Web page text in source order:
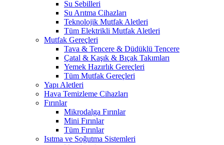
Su Sebilleri
Su Arıtma Cihazları
Teknolojik Mutfak Aletleri
Tüm Elektrikli Mutfak Aletleri
Mutfak Gereçleri
Tava & Tencere & Düdüklü Tencere
Çatal & Kaşık & Bıçak Takımları
Yemek Hazırlık Gereçleri
Tüm Mutfak Gereçleri
Yapı Aletleri
Hava Temizleme Cihazları
Fırınlar
Mikrodalga Fırınlar
Mini Fırınlar
Tüm Fırınlar
Isıtma ve Soğutma Sistemleri